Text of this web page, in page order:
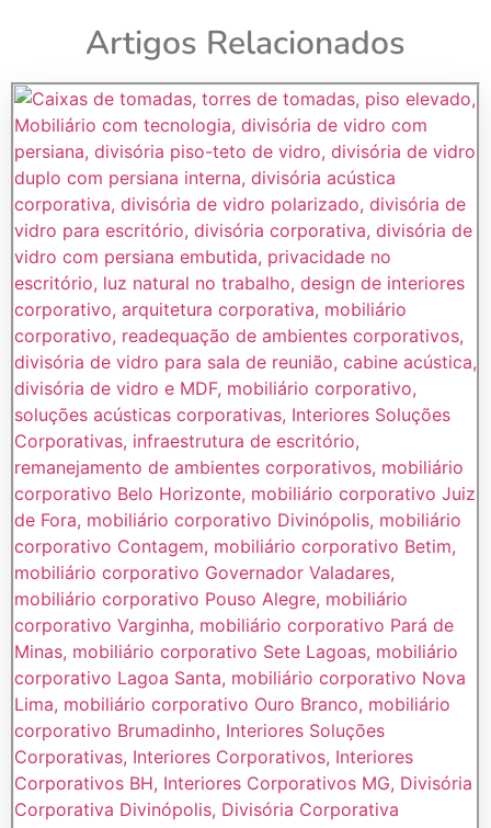
Artigos Relacionados